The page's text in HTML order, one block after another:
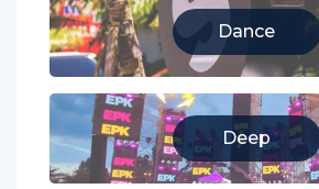
Dance
Deep